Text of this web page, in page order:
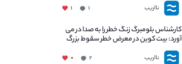
نااریب ۱ ۱
کارشناس بلومبرگ زنگ خطر را به صدا در می
آورد: بیت کوین در معرض خطر سقوط بزرگ
است - دلیل آن چیست؟
نااریب ۲ ۰